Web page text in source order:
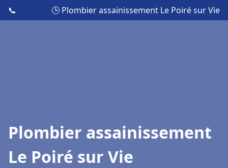
📞 🕒 Plombier assainissement Le Poiré sur Vie
Plombier assainissement
Le Poiré sur Vie